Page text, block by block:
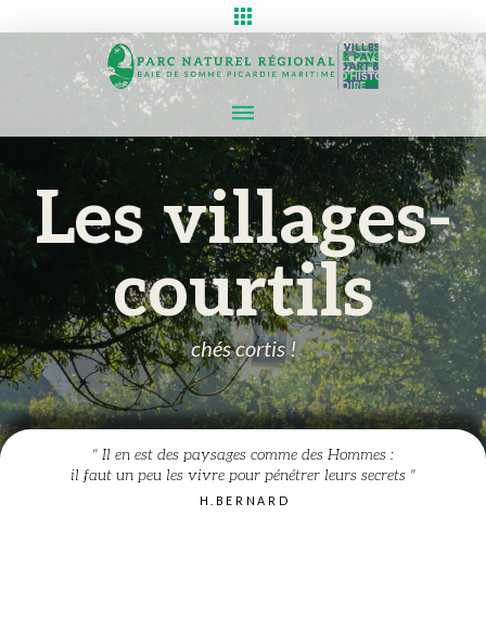
Les villages-
courtils
chés cortis !
" Il en est des paysages comme des Hommes :
il faut un peu les vivre pour pénétrer leurs secrets "
H.BERNARD